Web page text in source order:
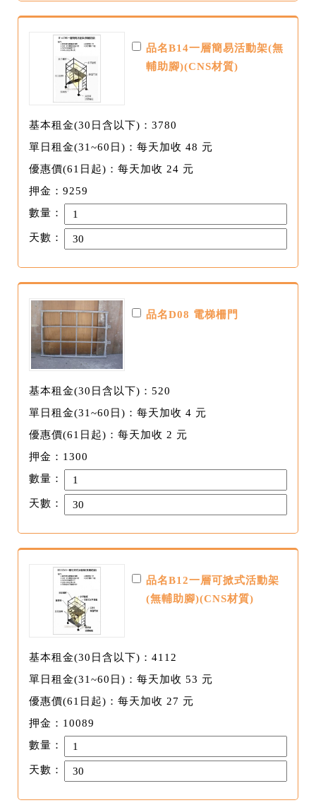
品名B14一層簡易活動架(無
輔助腳)(CNS材質)
基本租金(30日含以下)：3780
單日租金(31~60日)：每天加收 48 元
優惠價(61日起)：每天加收 24 元
押金：9259
數量：
天數：
品名D08 電梯柵門
基本租金(30日含以下)：520
單日租金(31~60日)：每天加收 4 元
優惠價(61日起)：每天加收 2 元
押金：1300
數量：
天數：
品名B12一層可掀式活動架
(無輔助腳)(CNS材質)
基本租金(30日含以下)：4112
單日租金(31~60日)：每天加收 53 元
優惠價(61日起)：每天加收 27 元
押金：10089
數量：
天數：